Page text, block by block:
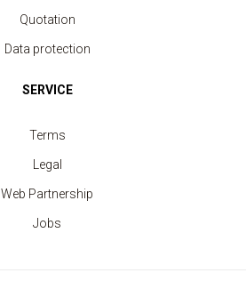
Quotation
Data protection
SERVICE
Terms
Legal
Web Partnership
Jobs